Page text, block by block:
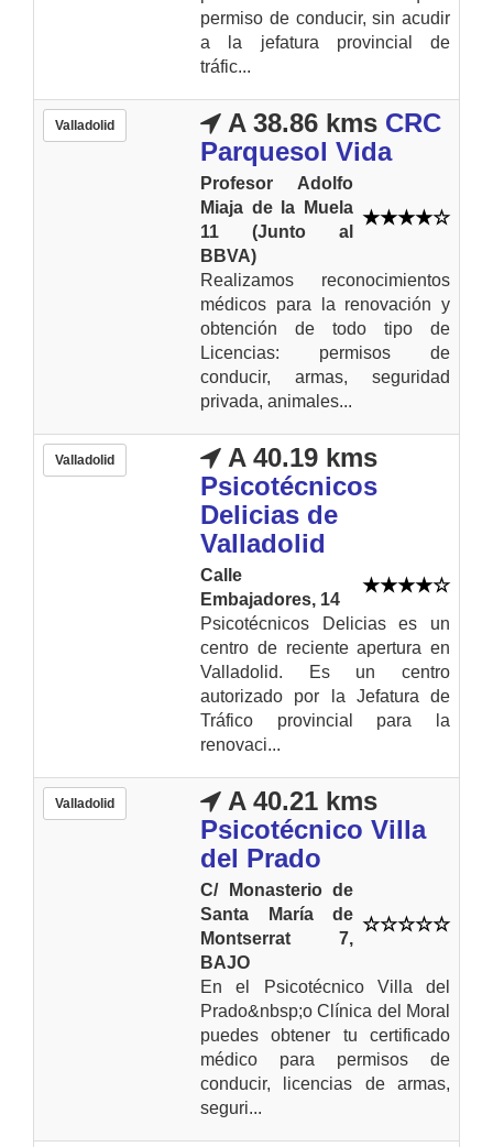
permiso de conducir, sin acudir
a la jefatura provincial de
tráfic...
Valladolid A 38.86 kms CRC
Parquesol Vida
Profesor Adolfo
Miaja de la Muela
11 (Junto al
BBVA)
Realizamos reconocimientos
médicos para la renovación y
obtención de todo tipo de
Licencias: permisos de
conducir, armas, seguridad
privada, animales...
Valladolid
A 40.19 kms
Psicotécnicos
Delicias de
Valladolid
Calle
Embajadores, 14
Psicotécnicos Delicias es un
centro de reciente apertura en
Valladolid. Es un centro
autorizado por la Jefatura de
Tráfico provincial para la
renovaci...
Valladolid
A 40.21 kms
Psicotécnico Villa
del Prado
C/ Monasterio de
Santa María de
Montserrat 7,
BAJO
En el Psicotécnico Villa del
Prado&nbsp;o Clínica del Moral
puedes obtener tu certificado
médico para permisos de
conducir, licencias de armas,
seguri...